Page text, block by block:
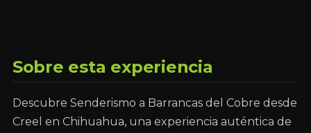
Sobre esta experiencia
Descubre Senderismo a Barrancas del Cobre desde
Creel en Chihuahua, una experiencia auténtica de